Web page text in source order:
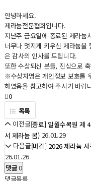
안녕하세요.
제라늄전문협회입니다.
지난주 금요일에 종료된 제라늄
너무나 멋지게 키우신 제라늄을
은 감사의 인사를 드립니다.
또한 수상되신 분들, 진심으로
※수상자명은 개인정보 보호를
하였음을 참고하여 주시기 바랍
0
목록
이전글[종료] 일월수목원 제
서 제라늄 봄) 26.01.29
다음글[마감] 2026 제라늄
26.01.26
댓글0
댓글목록